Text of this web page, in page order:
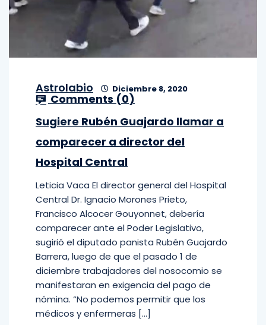
Astrolabio Diciembre 8, 2020
Comments (0)
Sugiere Rubén Guajardo llamar a
comparecer a director del
Hospital Central
Leticia Vaca El director general del Hospital
Central Dr. Ignacio Morones Prieto,
Francisco Alcocer Gouyonnet, debería
comparecer ante el Poder Legislativo,
sugirió el diputado panista Rubén Guajardo
Barrera, luego de que el pasado 1 de
diciembre trabajadores del nosocomio se
manifestaran en exigencia del pago de
nómina. “No podemos permitir que los
médicos y enfermeras […]